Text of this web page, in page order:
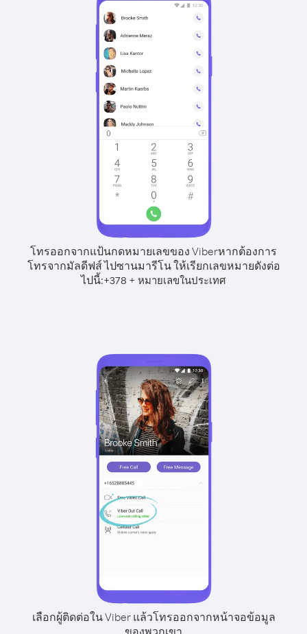
โทรออกจากแป้นกดหมายเลขของ Viberหากต้องการ
โทรจากมัลดีฟส์ ไปซานมารีโน ให้เรียกเลขหมายดังต่อ
ไปนี้:+378 + หมายเลขในประเทศ
เลือกผู้ติดต่อใน Viber แล้วโทรออกจากหน้าจอข้อมูล
ของพวกเขา